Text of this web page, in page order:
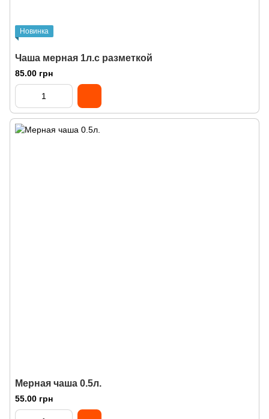
Новинка
Чаша мерная 1л.с разметкой
85.00 грн
Мерная чаша 0.5л.
55.00 грн